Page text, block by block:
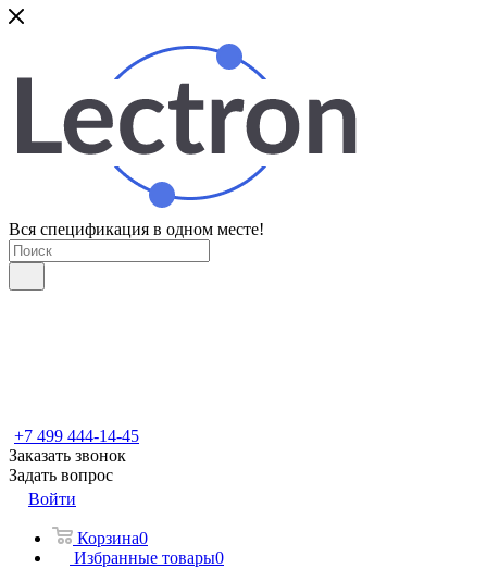
Вся спецификация в одном месте!
+7 499 444-14-45
Заказать звонок
Задать вопрос
Войти
Корзина0
Избранные товары0